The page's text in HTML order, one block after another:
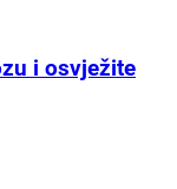
i osvježite